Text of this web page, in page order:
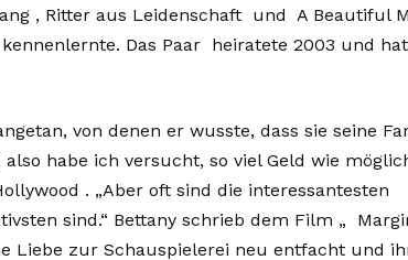
, Ritter aus Leidenschaft und A Beautiful
Das Paar heiratete 2003 und
von denen er wusste, dass sie seine
habe ich versucht, so viel Geld wie
. „Aber oft sind die interessantesten
sind.“ Bettany schrieb dem Film „
Liebe zur Schauspielerei neu entfacht und